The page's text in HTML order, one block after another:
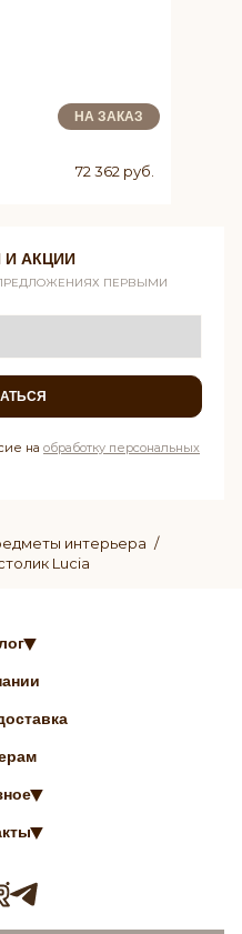
НА ЗАКАЗ
72 362 руб.
И АКЦИИ
ПЕРВЫМИ
на обработку персональных
интерьера
Lucia